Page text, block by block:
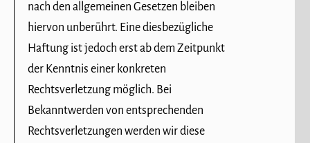
nach den allgemeinen Gesetzen bleiben
hiervon unberührt. Eine diesbezügliche
Haftung ist jedoch erst ab dem Zeitpunkt
der Kenntnis einer konkreten
Rechtsverletzung möglich. Bei
Bekanntwerden von entsprechenden
Rechtsverletzungen werden wir diese